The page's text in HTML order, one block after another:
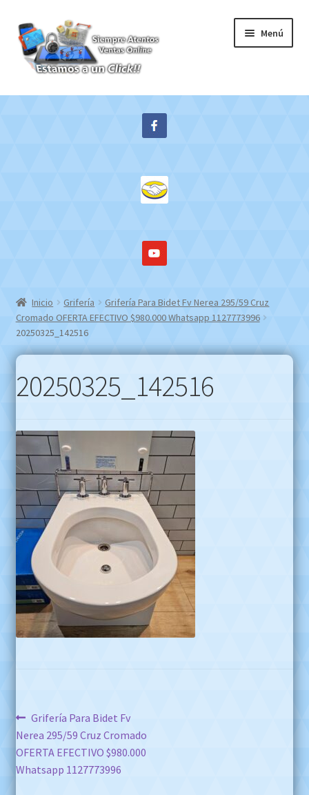
Ir
a
la
navegación
Ir
al
contenido
Menú
Inicio
Inicio Grifería
Grifería Para Bidet Fv Nerea 295/59 Cruz
Cromado OFERTA EFECTIVO $980.000 Whatsapp 1127773996
20250325_142516
20250325_142516
Navegación
de
entradas
Anterior:
Grifería Para Bidet Fv
Nerea 295/59 Cruz Cromado
OFERTA EFECTIVO $980.000
Whatsapp 1127773996